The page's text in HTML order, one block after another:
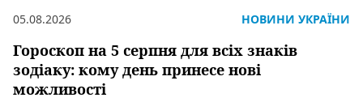
Гороскоп на 5 серпня для всіх знаків
зодіаку: кому день принесе нові
можливості
05.08.2026 НОВИНИ УКРАЇНИ